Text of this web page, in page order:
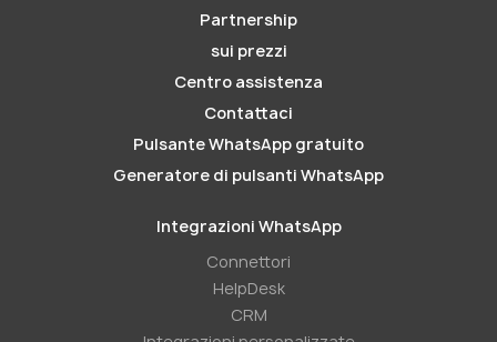
Partnership
sui prezzi
Centro assistenza
Contattaci
Pulsante WhatsApp gratuito
Generatore di pulsanti WhatsApp
Integrazioni WhatsApp
Connettori
HelpDesk
CRM